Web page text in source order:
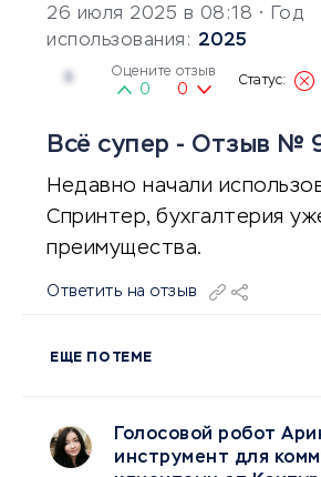
26 июля 2025 в 08:18 • Год
использования: 2025
Оцените отзыв
0 0
Всё супер - Отзыв №
Недавно начали
Спринтер, бухгалтерия
преимущества.
Ответить на отзыв
ЕЩЕ ПО ТЕМЕ
Голосовой робот
инструмент для